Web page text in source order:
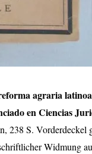
agraria
en Ciencias
238 S. Vorderdeckel
Widmung